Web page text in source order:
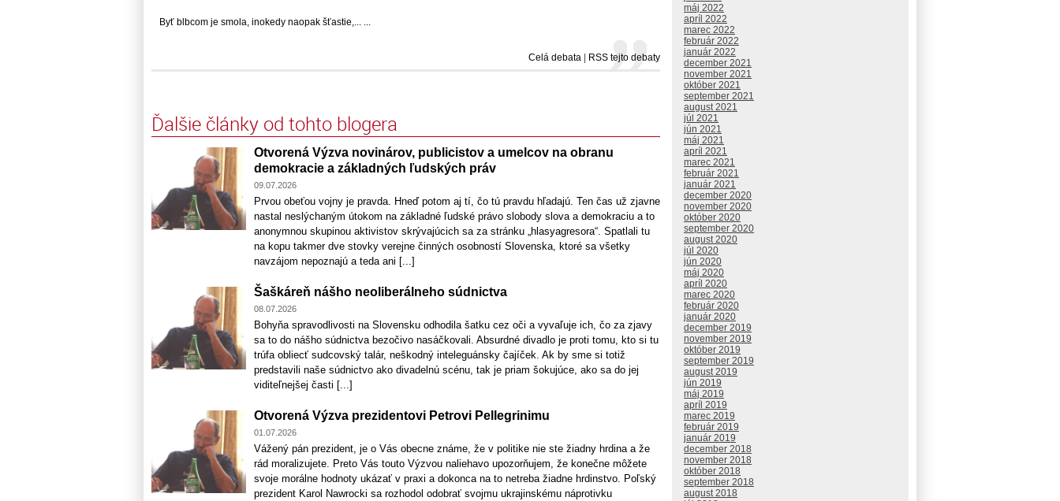
Byť blbcom je smola, inokedy naopak šťastie,... ...
Celá debata RSS tejto debaty
Ďalšie články od tohto blogera
Otvorená Výzva novinárov, publicistov a umelcov na obranu
demokracie a základných ľudských práv
09.07.2026
Prvou obeťou vojny je pravda. Hneď potom aj tí, čo tú pravdu hľadajú. Ten čas už zjavne
nastal neslýchaným útokom na základné ľudské právo slobody slova a demokraciu a to
anonymnou skupinou aktivistov skrývajúcich sa za stránku „hlasyagresora“. Spatlali tu
na kopu takmer dve stovky verejne činných osobností Slovenska, ktoré sa všetky
navzájom nepoznajú a teda ani [...]
Šaškáreň nášho neoliberálneho súdnictva
08.07.2026
Bohyňa spravodlivosti na Slovensku odhodila šatku cez oči a vyvaľuje ich, čo za zjavy
sa to do nášho súdnictva bezočivo nasáčkovali. Absurdné divadlo je proti tomu, kto si tu
trúfa obliecť sudcovský talár, neškodný inteleguánsky čajíček. Ak by sme si totiž
predstavili naše súdnictvo ako divadelnú scénu, tak je priam šokujúce, ako sa do jej
viditeľnejšej časti [...]
Otvorená Výzva prezidentovi Petrovi Pellegrinimu
01.07.2026
Vážený pán prezident, je o Vás obecne známe, že v politike nie ste žiadny hrdina a že
rád moralizujete. Preto Vás touto Výzvou naliehavo upozorňujem, že konečne môžete
svoje morálne hodnoty ukázať v praxi a dokonca na to netreba žiadne hrdinstvo. Poľský
prezident Karol Nawrocki sa rozhodol odobrať svojmu ukrajinskému náprotivku
máj 2022
apríl 2022
marec 2022
február 2022
január 2022
december 2021
november 2021
október 2021
september 2021
august 2021
júl 2021
jún 2021
máj 2021
apríl 2021
marec 2021
február 2021
január 2021
december 2020
november 2020
október 2020
september 2020
august 2020
júl 2020
jún 2020
máj 2020
apríl 2020
marec 2020
február 2020
január 2020
december 2019
november 2019
október 2019
september 2019
august 2019
jún 2019
máj 2019
apríl 2019
marec 2019
február 2019
január 2019
december 2018
november 2018
október 2018
september 2018
august 2018